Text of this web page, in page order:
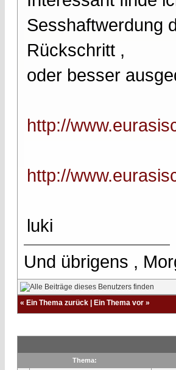
Sesshaftwerdung
Rückschritt ,
oder besser
http://
http://
luki
Und übrigens ,
« Ein Thema zurück | Ein Thema vor »
Thema: